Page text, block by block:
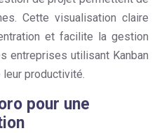
Cette visualisation claire
et facilite la gestion
entreprises utilisant Kanban
productivité.
pour une